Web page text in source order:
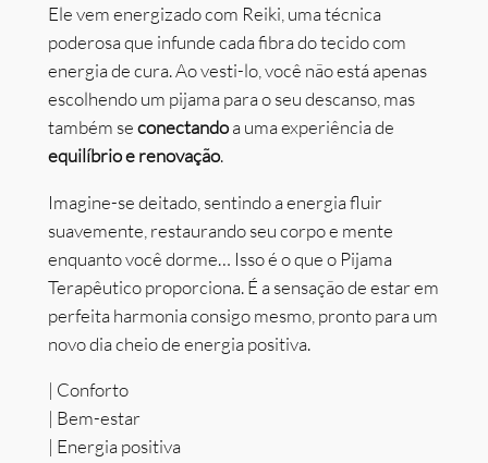
Ele vem energizado com Reiki, uma técnica
poderosa que infunde cada fibra do tecido com
energia de cura. Ao vesti-lo, você não está apenas
escolhendo um pijama para o seu descanso, mas
também seconectandoa uma experiência de
equilíbrio e renovação.
Imagine-se deitado, sentindo a energia fluir
suavemente, restaurando seu corpo e mente
enquanto você dorme… Isso é o que o Pijama
Terapêutico proporciona. É a sensação de estar em
perfeita harmonia consigo mesmo, pronto para um
novo dia cheio de energia positiva.
| Conforto
| Bem-estar
| Energia positiva